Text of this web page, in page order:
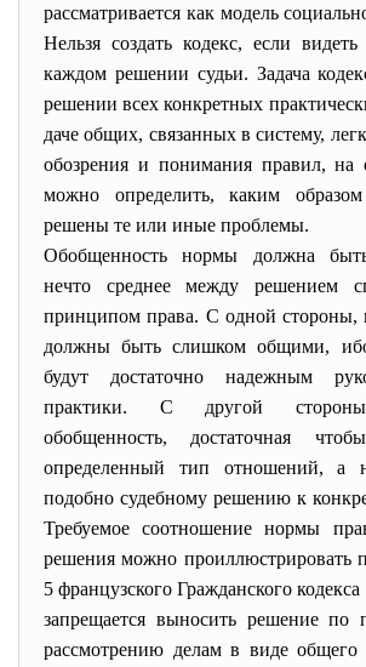
рассматривается как модель
Нельзя создать кодекс, если
каждом решении судьи. Задача
решении всех конкретных
даче общих, связанных в систему,
обозрения и понимания правил, на
можно определить, каким
решены те или иные проблемы.
Обобщенность нормы должна
нечто среднее между решением
принципом права. С одной стороны,
должны быть слишком общими,
будут достаточно надежным
практики. С другой
обобщенность, достаточная
определенный тип отношений, а
подобно судебному решению к
Требуемое соотношение нормы
решения можно проиллюстрировать
5 французского Гражданского
запрещается выносить решение
рассмотрению делам в виде общего